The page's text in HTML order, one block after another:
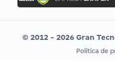
Concurso MPU
Editais publicados
CONCURSOS POR PROFISSÃO
© 2012 - 2026 Gran
Política de